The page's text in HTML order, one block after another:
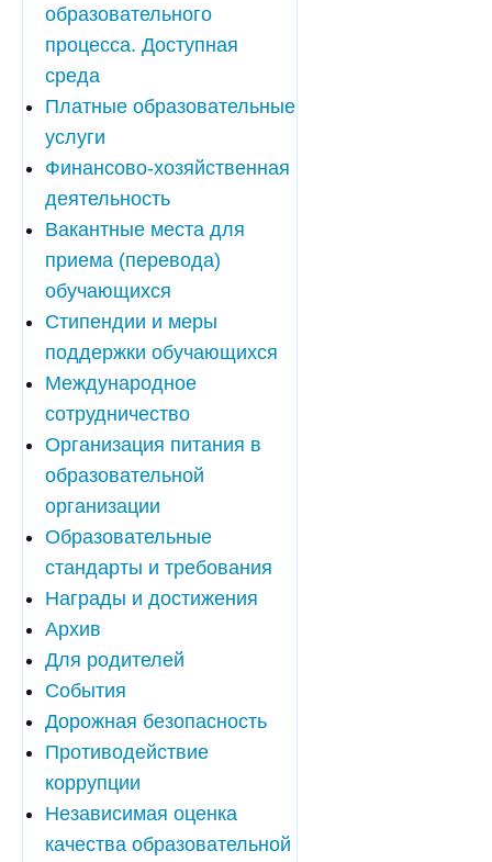
образовательного
процесса. Доступная
среда
Платные образовательные
услуги
Финансово-хозяйственная
деятельность
Вакантные места для
приема (перевода)
обучающихся
Стипендии и меры
поддержки обучающихся
Международное
сотрудничество
Организация питания в
образовательной
организации
Образовательные
стандарты и требования
Награды и достижения
Архив
Для родителей
События
Дорожная безопасность
Противодействие
коррупции
Независимая оценка
качества образовательной